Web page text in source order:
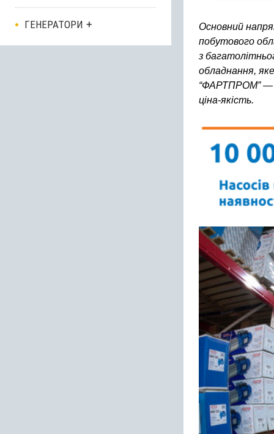
ГЕНЕРАТОРИ
Основний
побутового
з
обладнання,
“ФАРТПРОМ” —
ціна-якість.